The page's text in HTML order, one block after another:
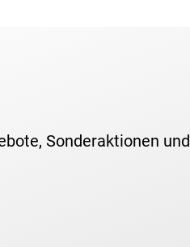
Sonderaktionen und